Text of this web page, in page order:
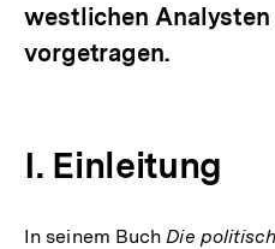
westlichen
vorgetragen.
I. Einleitung
In seinem Buch Die